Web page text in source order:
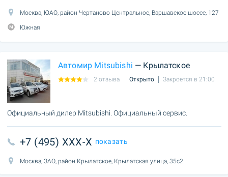
Москва, ЮАО, район Чертаново Центральное, Варшавское шоссе, 127
Южная
Автомир Mitsubishi — Крылатское
2 отзыва Открыто Закроется в 21:00
Официальный дилер Mitsubishi. Официальный сервис.
+7 (495) XXX-X показать
Москва, ЗАО, район Крылатское, Крылатская улица, 35с2